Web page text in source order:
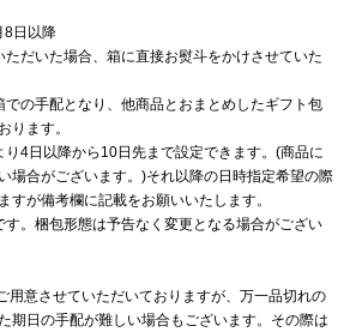
8日以降
ただいた場合、箱に直接お熨斗をかけさせていた
での手配となり、他商品とおまとめしたギフト包
ります。
り4日以降から10日先まで設定できます。(商品に
場合がございます。)それ以降の日時指定希望の際
すが備考欄に記載をお願いいたします。
す。梱包形態は予告なく変更となる場合がござい
用意させていただいておりますが、万一品切れの
期日の手配が難しい場合もございます。その際は